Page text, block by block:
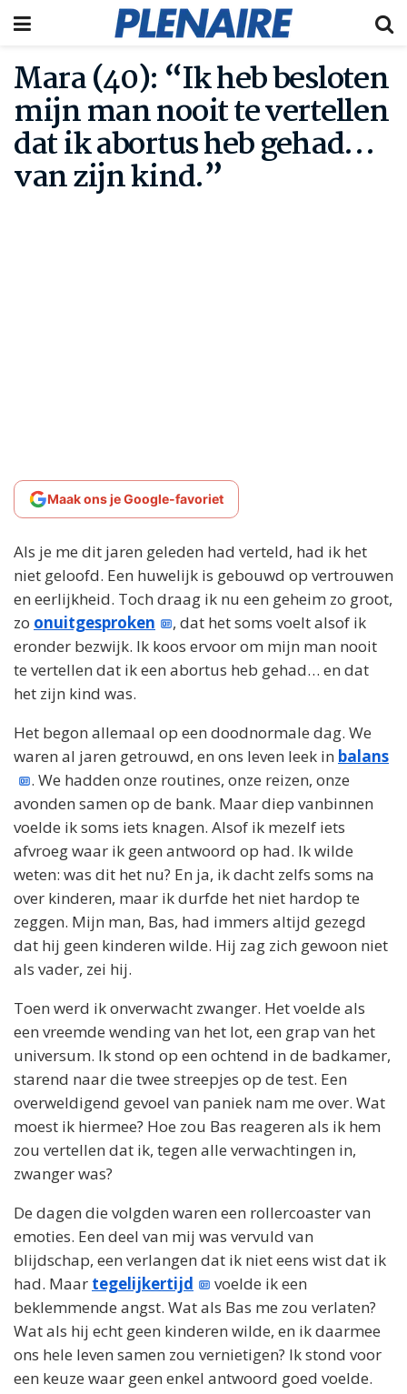
Mara (40): “Ik heb besloten
mijn man nooit te vertellen
dat ik abortus heb gehad…
van zijn kind.”
Maak ons je Google-favoriet
Als je me dit jaren geleden had verteld, had ik het
niet geloofd. Een huwelijk is gebouwd op vertrouwen
en eerlijkheid. Toch draag ik nu een geheim zo groot,
zo onuitgesproken
, dat het soms voelt alsof ik
eronder bezwijk. Ik koos ervoor om mijn man nooit
te vertellen dat ik een abortus heb gehad… en dat
het zijn kind was.
Het begon allemaal op een doodnormale dag. We
waren al jaren getrouwd, en ons leven leek in balans
. We hadden onze routines, onze reizen, onze
avonden samen op de bank. Maar diep vanbinnen
voelde ik soms iets knagen. Alsof ik mezelf iets
afvroeg waar ik geen antwoord op had. Ik wilde
weten: was dit het nu? En ja, ik dacht zelfs soms na
over kinderen, maar ik durfde het niet hardop te
zeggen. Mijn man, Bas, had immers altijd gezegd
dat hij geen kinderen wilde. Hij zag zich gewoon niet
als vader, zei hij.
Toen werd ik onverwacht zwanger. Het voelde als
een vreemde wending van het lot, een grap van het
universum. Ik stond op een ochtend in de badkamer,
starend naar die twee streepjes op de test. Een
overweldigend gevoel van paniek nam me over. Wat
moest ik hiermee? Hoe zou Bas reageren als ik hem
zou vertellen dat ik, tegen alle verwachtingen in,
zwanger was?
De dagen die volgden waren een rollercoaster van
emoties. Een deel van mij was vervuld van
blijdschap, een verlangen dat ik niet eens wist dat ik
had. Maar tegelijkertijd
voelde ik een
beklemmende angst. Wat als Bas me zou verlaten?
Wat als hij echt geen kinderen wilde, en ik daarmee
ons hele leven samen zou vernietigen? Ik stond voor
een keuze waar geen enkel antwoord goed voelde.